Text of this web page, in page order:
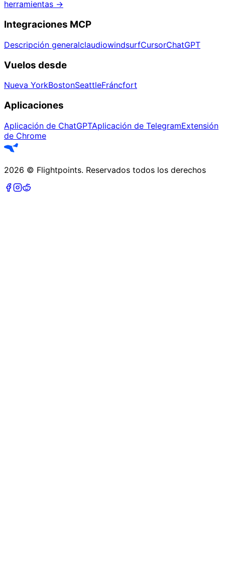
herramientas →
Integraciones MCP
Descripción generalclaudiowindsurfCursorChatGPT
Vuelos desde
Nueva YorkBostonSeattleFráncfort
Aplicaciones
Aplicación de ChatGPTAplicación de TelegramExtensión
de Chrome
2026 © Flightpoints. Reservados todos los derechos